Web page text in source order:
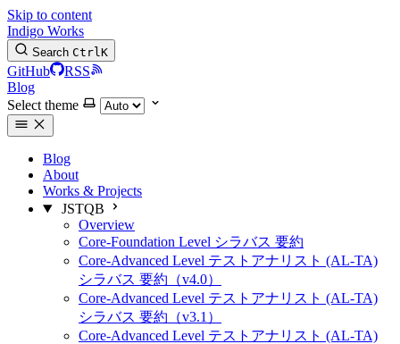
Skip to content
Indigo Works
Search CtrlK
GitHub
RSS
Blog
Select theme
Blog
About
Works & Projects
JSTQB
Overview
Core-Foundation Level シラバス 要約
Core-Advanced Level テストアナリスト (AL-TA)
シラバス 要約（v4.0）
Core-Advanced Level テストアナリスト (AL-TA)
シラバス 要約（v3.1）
Core-Advanced Level テストアナリスト (AL-TA)